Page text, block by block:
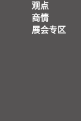
观点
商情
展会专区